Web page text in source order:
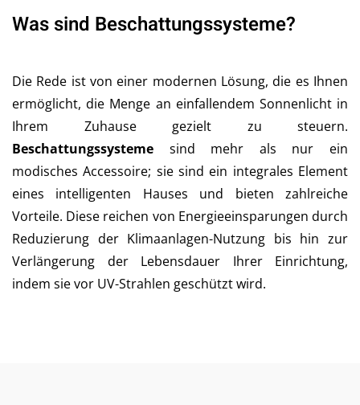
Was sind Beschattungssysteme?
Die Rede ist von einer modernen Lösung, die es Ihnen
ermöglicht, die Menge an einfallendem Sonnenlicht in
Ihrem Zuhause gezielt zu steuern.
Beschattungssysteme sind mehr als nur ein
modisches Accessoire; sie sind ein integrales Element
eines intelligenten Hauses und bieten zahlreiche
Vorteile. Diese reichen von Energieeinsparungen durch
Reduzierung der Klimaanlagen-Nutzung bis hin zur
Verlängerung der Lebensdauer Ihrer Einrichtung,
indem sie vor UV-Strahlen geschützt wird.